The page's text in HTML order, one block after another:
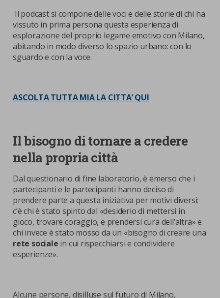
Il podcast si compone delle voci e delle storie di chi ha
vissuto in prima persona questa esperienza di
esplorazione del proprio legame emotivo con Milano,
abitando in modo diverso lo spazio urbano: con lo
sguardo e con la voce.
ASCOLTA TUTTA MIA LA CITTA’ QUI
Il bisogno di tornare a credere
nella propria città
Dal questionario di fine laboratorio, è emerso che i
partecipanti e le partecipanti hanno deciso di
prendere parte a questa iniziativa per motivi diversi:
c’è chi è stato spinto dal «desiderio di mettersi in
gioco, trovare coraggio, e prendersi cura dell’altra» e
chi invece è stato mosso da un «bisogno di creare una
rete sociale in cui rispecchiarsi e condividere
esperienze».
Alcune persone, disilluse sul futuro di Milano,